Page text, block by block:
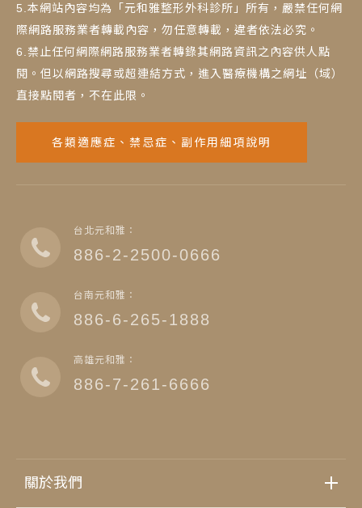
5.本網站內容均為「元和雅整形外科診所」所有，嚴禁任何網
際網路服務業者轉載內容，勿任意轉載，違者依法必究。
6.禁止任何網際網路服務業者轉錄其網路資訊之內容供人點
閱。但以網路搜尋或超連結方式，進入醫療機構之網址（域）
直接點閱者，不在此限。
各類適應症、禁忌症、副作用細項說明
台北元和雅：
886-2-2500-0666
台南元和雅：
886-6-265-1888
高雄元和雅：
886-7-261-6666
關於我們